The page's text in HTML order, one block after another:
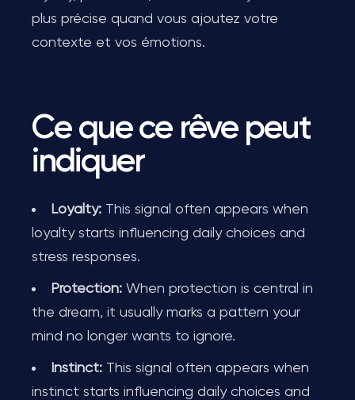
plus précise quand vous ajoutez votre
contexte et vos émotions.
Ce que ce rêve peut
indiquer
Loyalty: This signal often appears when
loyalty starts influencing daily choices and
stress responses.
Protection: When protection is central in
the dream, it usually marks a pattern your
mind no longer wants to ignore.
Instinct: This signal often appears when
instinct starts influencing daily choices and